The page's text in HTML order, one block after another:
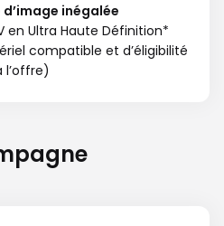
inégalée
en Ultra Haute Définition*
compatible et d’éligibilité
l’offre)